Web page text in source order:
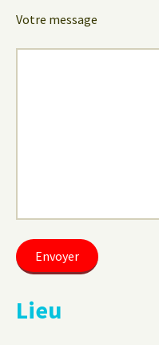
Votre message
Lieu